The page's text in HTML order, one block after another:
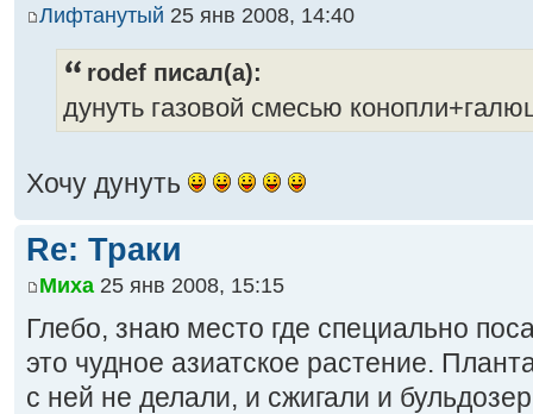
Лифтанутый 25 янв 2008, 14:40
rodef писал(а):
дунуть газовой смесью
Хочу дунуть
Re: Траки
Миха 25 янв 2008, 15:15
Глебо, знаю место где специально
это чудное азиатское растение.
с ней не делали, и сжигали и